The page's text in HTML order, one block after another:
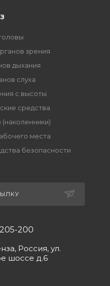
зрения
дыхания
слуха
с высоты
средства
места
безопасности
200
Россия, ул.
шоссе д.6